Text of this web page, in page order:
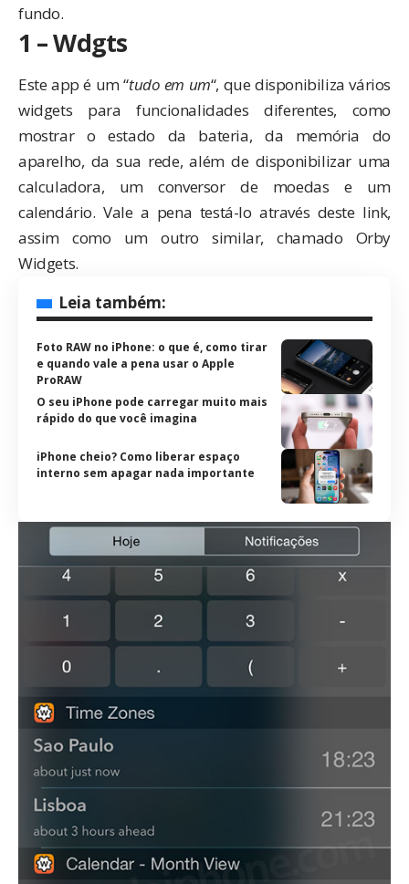
fundo.
1 – Wdgts
Este app é um “tudo em um“, que disponibiliza vários
widgets para funcionalidades diferentes, como
mostrar o estado da bateria, da memória do
aparelho, da sua rede, além de disponibilizar uma
calculadora, um conversor de moedas e um
calendário. Vale a pena testá-lo através deste link,
assim como um outro similar, chamado Orby
Widgets.
Leia também:
Foto RAW no iPhone: o que é, como tirar
e quando vale a pena usar o Apple
ProRAW
O seu iPhone pode carregar muito mais
rápido do que você imagina
iPhone cheio? Como liberar espaço
interno sem apagar nada importante